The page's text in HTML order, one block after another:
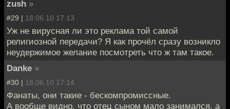
zush »
#29 | 18.06.10 17:13
Уж не вирусная ли это реклама той самой
религиозной передачи? Я как прочёл сразу возникло
неудержимое желание посмотреть что ж там такое.
Danke »
#30 | 18.06.10 17:14
Фанаты, они такие - бескомпромиссные.
А вообще видно, что отец сыном мало занимался, а